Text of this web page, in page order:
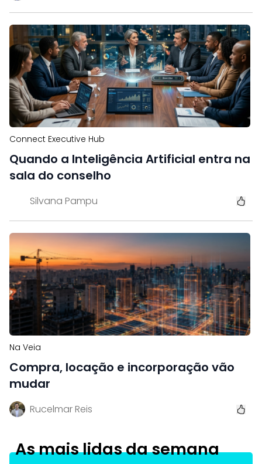
Connect Executive Hub
Quando a Inteligência Artificial entra na
sala do conselho
Silvana Pampu
Na Veia
Compra, locação e incorporação vão
mudar
Rucelmar Reis
As mais lidas da semana